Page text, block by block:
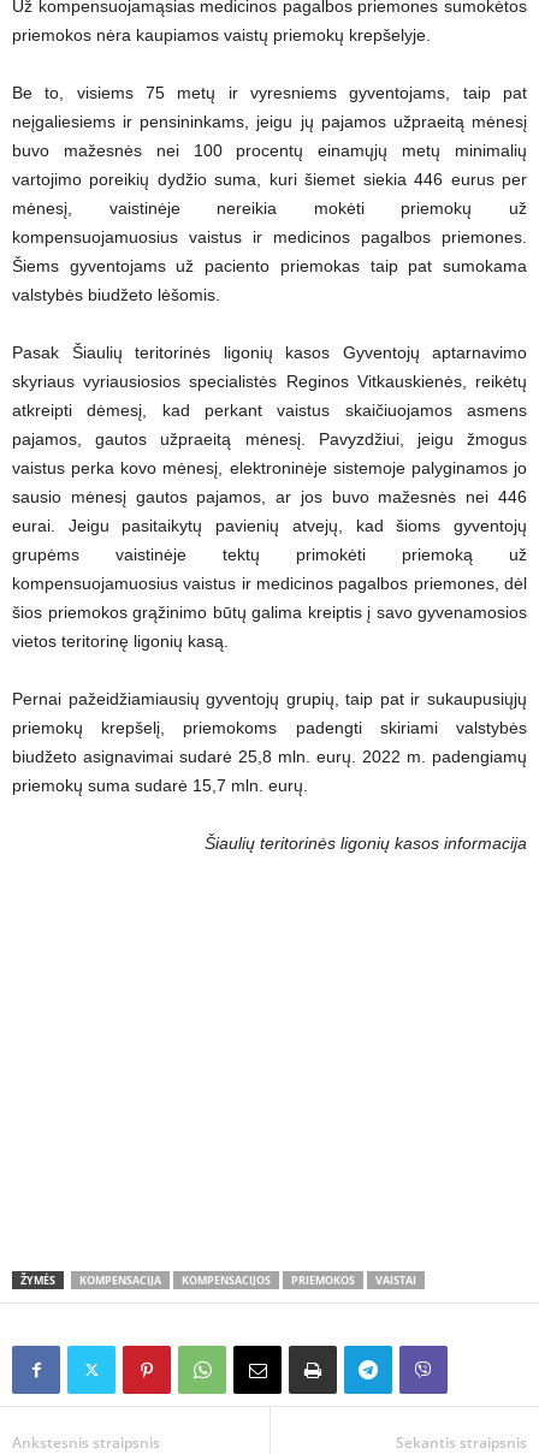
Už kompensuojamąsias medicinos pagalbos priemones sumokėtos
priemokos nėra kaupiamos vaistų priemokų krepšelyje.
Be to, visiems 75 metų ir vyresniems gyventojams, taip pat
neįgaliesiems ir pensininkams, jeigu jų pajamos užpraeitą mėnesį
buvo mažesnės nei 100 procentų einamųjų metų minimalių
vartojimo poreikių dydžio suma, kuri šiemet siekia 446 eurus per
mėnesį, vaistinėje nereikia mokėti priemokų už
kompensuojamuosius vaistus ir medicinos pagalbos priemones.
Šiems gyventojams už paciento priemokas taip pat sumokama
valstybės biudžeto lėšomis.
Pasak Šiaulių teritorinės ligonių kasos Gyventojų aptarnavimo
skyriaus vyriausiosios specialistės Reginos Vitkauskienės, reikėtų
atkreipti dėmesį, kad perkant vaistus skaičiuojamos asmens
pajamos, gautos užpraeitą mėnesį. Pavyzdžiui, jeigu žmogus
vaistus perka kovo mėnesį, elektroninėje sistemoje palyginamos jo
sausio mėnesį gautos pajamos, ar jos buvo mažesnės nei 446
eurai. Jeigu pasitaikytų pavienių atvejų, kad šioms gyventojų
grupėms vaistinėje tektų primokėti priemoką už
kompensuojamuosius vaistus ir medicinos pagalbos priemones, dėl
šios priemokos grąžinimo būtų galima kreiptis į savo gyvenamosios
vietos teritorinę ligonių kasą.
Pernai pažeidžiamiausių gyventojų grupių, taip pat ir sukaupusiųjų
priemokų krepšelį, priemokoms padengti skiriami valstybės
biudžeto asignavimai sudarė 25,8 mln. eurų. 2022 m. padengiamų
priemokų suma sudarė 15,7 mln. eurų.
Šiaulių teritorinės ligonių kasos informacija
ŽYMĖS KOMPENSACIJA KOMPENSACIJOS PRIEMOKOS VAISTAI
Ankstesnis straipsnis Sekantis straipsnis